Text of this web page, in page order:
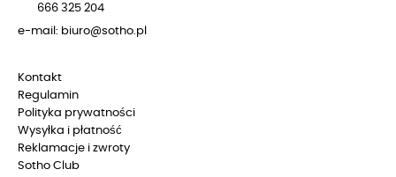
666 325 204
e-mail: biuro@sotho.pl
Kontakt
Regulamin
Polityka prywatności
Wysyłka i płatność
Reklamacje i zwroty
Sotho Club